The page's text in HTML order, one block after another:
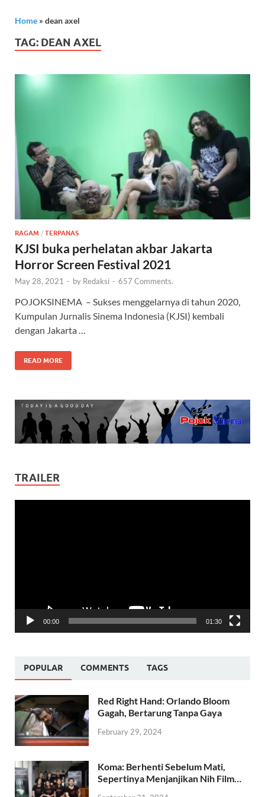
Home » dean axel
TAG: DEAN AXEL
RAGAM / TERPANAS
KJSI buka perhelatan akbar Jakarta
Horror Screen Festival 2021
May 28, 2021 - by Redaksi - 657 Comments.
POJOKSINEMA – Sukses menggelarnya di tahun 2020,
Kumpulan Jurnalis Sinema Indonesia (KJSI) kembali
dengan Jakarta …
READ MORE
TRAILER
00:00 01:30
POPULAR COMMENTS TAGS
Red Right Hand: Orlando Bloom
Gagah, Bertarung Tanpa Gaya
February 29, 2024
Koma: Berhenti Sebelum Mati,
Sepertinya Menjanjikan Nih Film…